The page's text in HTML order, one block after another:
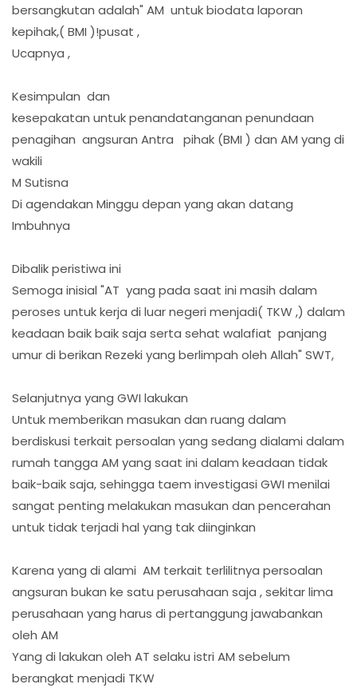
bersangkutan adalah" AM untuk biodata laporan
kepihak,( BMI )!pusat ,
Ucapnya ,
Kesimpulan dan
kesepakatan untuk penandatanganan penundaan
penagihan angsuran Antra pihak (BMI ) dan AM yang di
wakili
M Sutisna
Di agendakan Minggu depan yang akan datang
Imbuhnya
Dibalik peristiwa ini
Semoga inisial "AT yang pada saat ini masih dalam
peroses untuk kerja di luar negeri menjadi( TKW ,) dalam
keadaan baik baik saja serta sehat walafiat panjang
umur di berikan Rezeki yang berlimpah oleh Allah" SWT,
Selanjutnya yang GWI lakukan
Untuk memberikan masukan dan ruang dalam
berdiskusi terkait persoalan yang sedang dialami dalam
rumah tangga AM yang saat ini dalam keadaan tidak
baik-baik saja, sehingga taem investigasi GWI menilai
sangat penting melakukan masukan dan pencerahan
untuk tidak terjadi hal yang tak diinginkan
Karena yang di alami AM terkait terlilitnya persoalan
angsuran bukan ke satu perusahaan saja , sekitar lima
perusahaan yang harus di pertanggung jawabankan
oleh AM
Yang di lakukan oleh AT selaku istri AM sebelum
berangkat menjadi TKW